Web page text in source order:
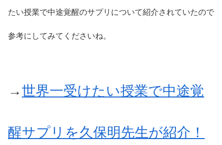
たい授業で中途覚醒のサプリについて紹介されていたので
参考にしてみてくださいね。
→世界一受けたい授業で中途覚
醒サプリを久保明先生が紹介！